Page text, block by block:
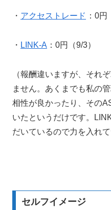
・ アクセストレード ：0円
・ LINK-A ：0円（9/3）
（報酬違いますが、それ
ません。あくまでも私の
相性が良かったり、その
いたというだけです。
だいているので力を入れて
セルフイメージ